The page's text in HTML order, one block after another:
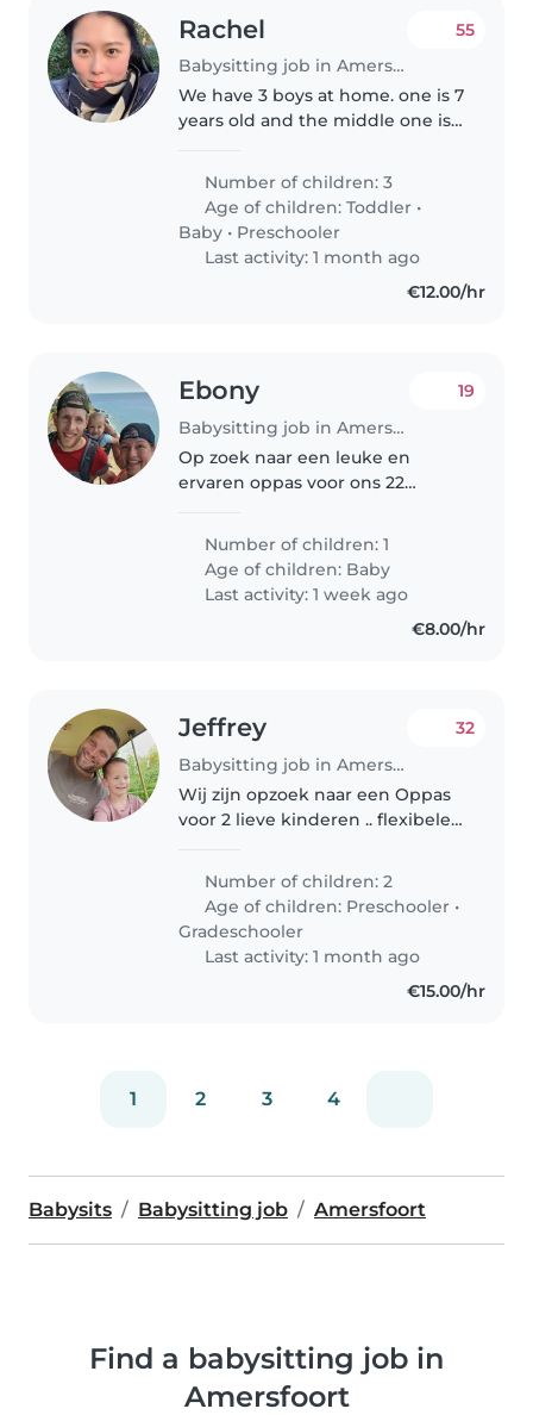
Rachel
Babysitting job in Amersfoort
55
We have 3 boys at home. one is 7
years old and the middle one is 5
currently looking for a
responsible babysitter for our
kids. We live in Amersfoort
Varthorst..
Number of children: 3
Age of children:Toddler •
Baby • Preschooler
Last activity: 1 month ago
€12.00/hr
Ebony
Babysitting job in Amersfoort
19
Op zoek naar een leuke en
ervaren oppas voor ons 22
de eerste keer om een dag van
ongeveer 1500 tot 1700. Dit
houdt in lekker samen fruit eten
en spelen..
Number of children: 1
Age of children: Baby
Last activity: 1 week ago
€8.00/hr
Jeffrey
Babysitting job in Amersfoort
32
Wij zijn opzoek naar een Oppas
voor 2 lieve kinderen .. flexibele
uitschot en en avond. We
zoeken iemand die in de buurt
woont zodat het makkelijk te
regelen..
Number of children: 2
Age of children: Preschooler •
Gradeschooler
Last activity: 1 month ago
€15.00/hr
1 2 3 4
Babysits Babysitting job Amersfoort
Find a babysitting job in
Amersfoort